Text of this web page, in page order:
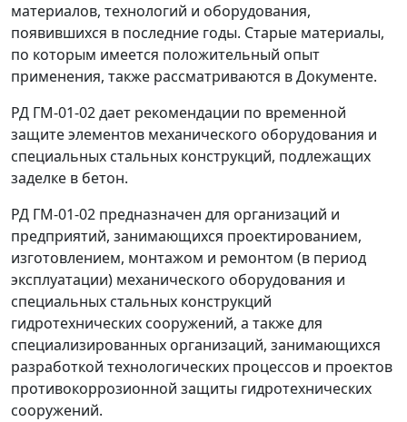
материалов, технологий и оборудования,
появившихся в последние годы. Старые материалы,
по которым имеется положительный опыт
применения, также рассматриваются в Документе.
РД ГМ-01-02 дает рекомендации по временной
защите элементов механического оборудования и
специальных стальных конструкций, подлежащих
заделке в бетон.
РД ГМ-01-02 предназначен для организаций и
предприятий, занимающихся проектированием,
изготовлением, монтажом и ремонтом (в период
эксплуатации) механического оборудования и
специальных стальных конструкций
гидротехнических сооружений, а также для
специализированных организаций, занимающихся
разработкой технологических процессов и проектов
противокоррозионной защиты гидротехнических
сооружений.